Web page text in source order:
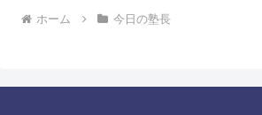
ホーム 今日の塾長